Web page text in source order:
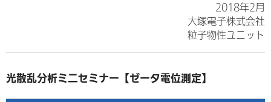
2018年2月
大塚電子株式会社
粒子物性ユニット
光散乱分析ミニセミナー【ゼータ電位測定】